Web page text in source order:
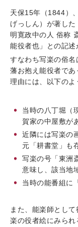
天保15年（1844）
げっしん）が著した
明寛政中の人 俗称
能役者也」との記述
すなわち写楽の俗
藩お抱え能役者で
理由には、以下のよ
当時の八丁堀（
賀家の中屋敷が
近隣には写楽の
元「耕書堂」も
写楽の号「東洲
意味し、該当地
当時の能番組に
また、能楽師とし
楽の役者絵にみら